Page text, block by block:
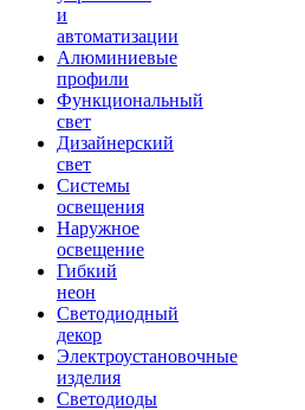
и
автоматизации
Алюминиевые
профили
Функциональный
свет
Дизайнерский
свет
Системы
освещения
Наружное
освещение
Гибкий
неон
Светодиодный
декор
Электроустановочные
изделия
Светодиоды